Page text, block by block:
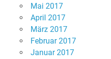
Mai 2017
April 2017
März 2017
Februar 2017
Januar 2017